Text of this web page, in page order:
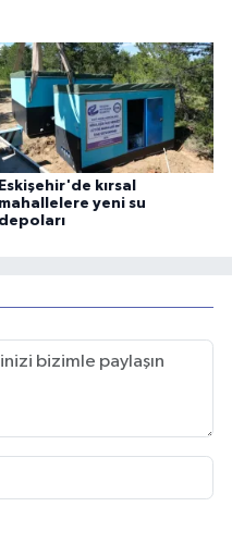
Eskişehir'de kırsal
mahallelere yeni su
depoları